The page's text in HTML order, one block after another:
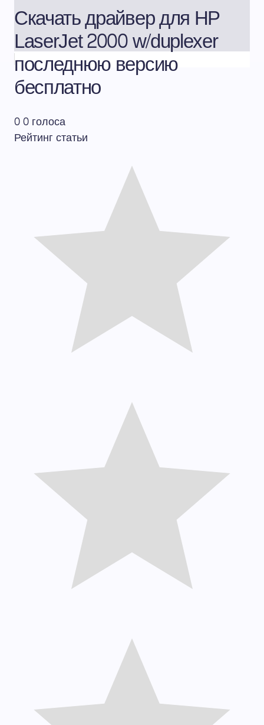
Скачать драйвер для HP
LaserJet 2000 w/­duplexer
последнюю версию
бесплатно
00голоса
Рейтинг статьи